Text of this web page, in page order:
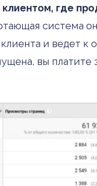
где
система
и ведет к
вы платите